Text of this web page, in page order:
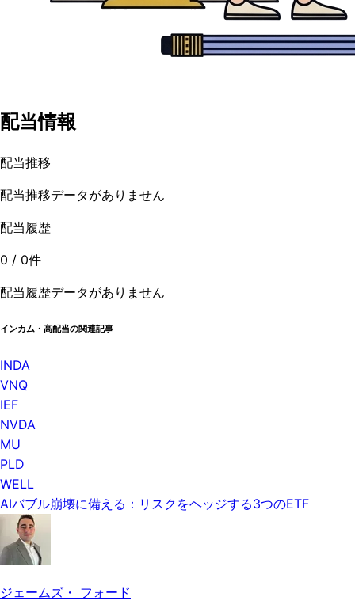
配当情報
配当推移
配当推移データがありません
配当履歴
0 / 0件
配当履歴データがありません
インカム・高配当の関連記事
INDA
VNQ
IEF
NVDA
MU
PLD
WELL
AIバブル崩壊に備える：リスクをヘッジする3つのETF
ジェームズ・ フォード